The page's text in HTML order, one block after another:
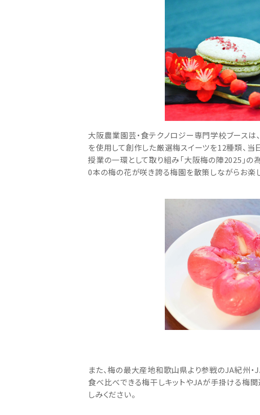
大阪農業園芸・食テクノロジー専門学校ブースは
を使用して創作した厳選梅スイーツを12種類、当
授業の一環として取り組み「大阪梅の陣2025」
0本の梅の花が咲き誇る梅園を散策しながらお楽し
また、梅の最大産地和歌山県より参戦のJA紀州
食べ比べできる梅干しキットやJAが手掛ける梅
しみください。